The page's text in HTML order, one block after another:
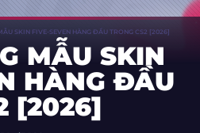
SKIN FIVE-SEVEN HÀNG ĐẦU TRONG CS2 [2026]
MẪU SKIN
HÀNG ĐẦU
[2026]